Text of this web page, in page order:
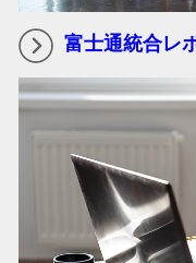
富士通統合レ